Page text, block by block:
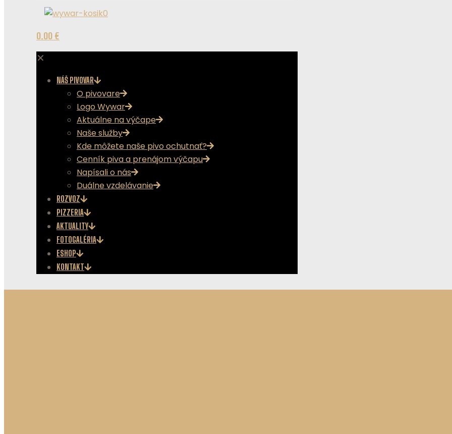
0
0.00 €
✕
NÁŠ PIVOVAR
O pivovare
Logo Wywar
Aktuálne na výčape
Naše služby
Kde môžete naše pivo ochutnať?
Cenník piva a prenájom výčapu
Napísali o nás
Duálne vzdelávanie
ROZVOZ
PIZZERIA
AKTUALITY
FOTOGALÉRIA
ESHOP
KONTAKT